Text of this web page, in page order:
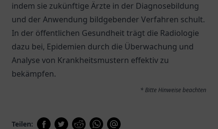
indem sie zukünftige Ärzte in der Diagnosebildung
und der Anwendung bildgebender Verfahren schult.
In der öffentlichen Gesundheit trägt die Radiologie
dazu bei, Epidemien durch die Überwachung und
Analyse von Krankheitsmustern effektiv zu
bekämpfen.
* Bitte Hinweise beachten
Teilen: